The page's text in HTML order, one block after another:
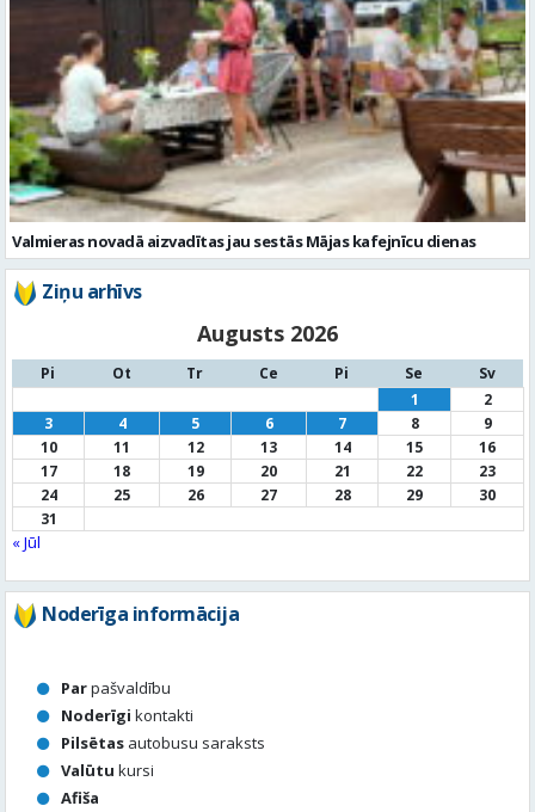
Valmieras novadā aizvadītas jau sestās Mājas kafejnīcu dienas
Ziņu arhīvs
Augusts 2026
Pi Ot Tr Ce Pi Se
Sv
1
2
3
4 5 6 7 8
9
10
11 12 13 14 15
16
17
18 19 20 21 22
23
24
25 26 27 28 29
30
31
« Jūl
Noderīga informācija
Parpašvaldību
Noderīgi kontakti
Pilsētas autobusu saraksts
Valūtu kursi
Afiša